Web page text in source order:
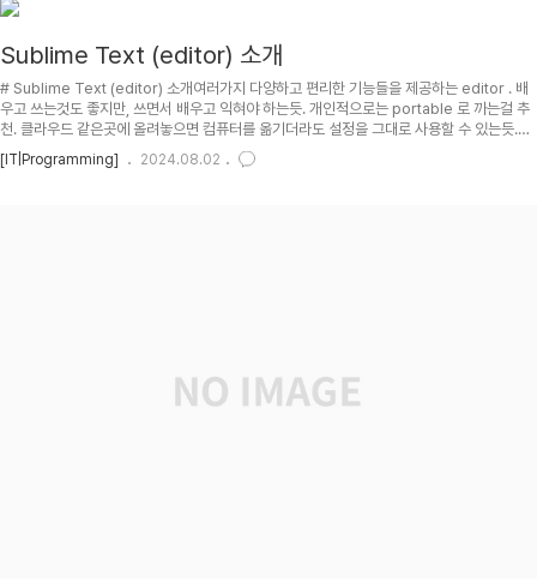
Sublime Text (editor) 소개
# Sublime Text (editor) 소개여러가지 다양하고 편리한 기능들을 제공하는 editor . 배
우고 쓰는것도 좋지만, 쓰면서 배우고 익혀야 하는듯. 개인적으로는 portable 로 까는걸 추
천. 클라우드 같은곳에 올려놓으면 컴퓨터를 옮기더라도 설정을 그대로 사용할 수 있는듯.##
PH 2022-12-18 : 조금 더 수정. 2017-07-26 : Sidebar, Go to Anything, Tab
label 에서의 한글깨짐 부분 더 추가. 2015-12-14 : 조금 더 정리. 2015-07-11 : 조금 더
[IT|Programming] 2024.08.02